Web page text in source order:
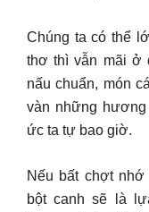
Chúng ta có thể
thơ thì vẫn mãi ở
nấu chuẩn, món
vàn những
ức ta tự bao giờ.
Nếu bất chợt
bột canh sẽ là